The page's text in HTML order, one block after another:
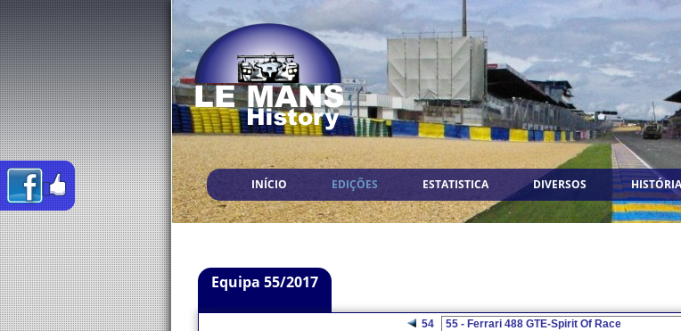
INÍCIO EDIÇÕES ESTATISTICA DIVERSOS HISTÓRIA
Equipa 55/2017
54